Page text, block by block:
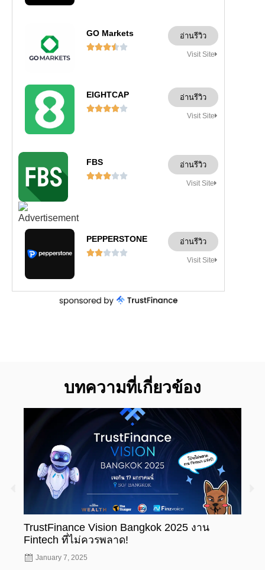
GO Markets

อ่านรีวิว
Visit Site
EIGHTCAP

อ่านรีวิว
Visit Site
FBS

อ่านรีวิว
Visit Site
PEPPERSTONE

อ่านรีวิว
Visit Site
บทความที่เกี่ยวข้อง
TrustFinance Vision Bangkok 2025 งาน
Fintech ที่ไม่ควรพลาด!
January 7, 2025